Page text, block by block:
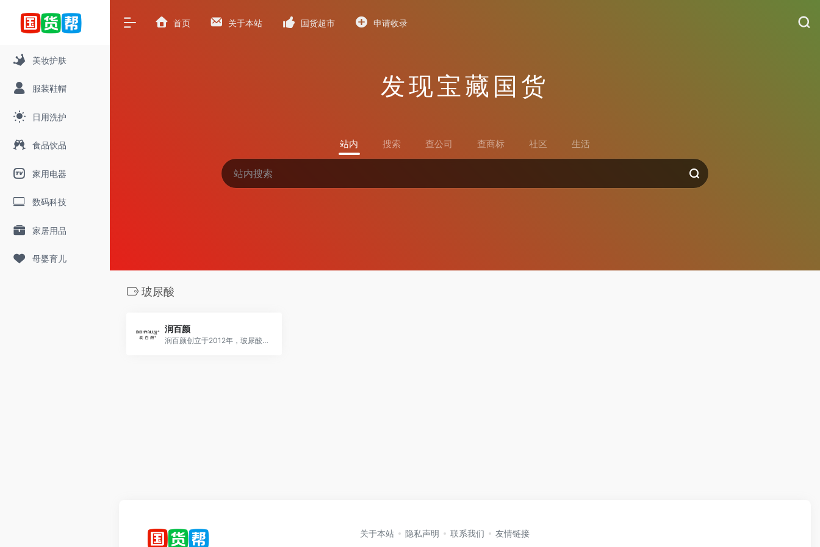
美妆护肤
服装鞋帽
日用洗护
食品饮品
家用电器
数码科技
家居用品
母婴育儿
首页 关于本站 国货超市 申请收录
发现宝藏国货
站内 搜索 查公司 查商标 社区 生活
玻尿酸
润百颜
润百颜创立于2012年，玻尿酸次抛原液开创者，深耕玻尿酸全方位护肤研发
关于本站 隐私声明 联系我们 友情链接